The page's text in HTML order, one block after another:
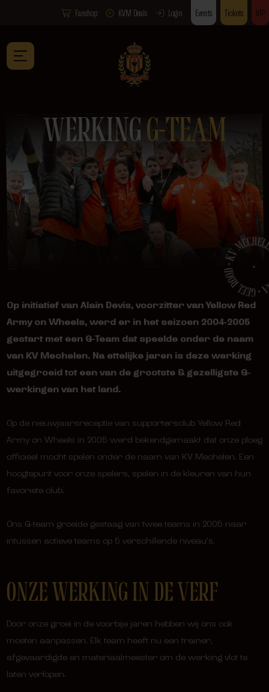
Fanshop KVM Deals Login Events Tickets VIP
WERKINGG-TEAM
Op initiatief van Alain Devis, voorzitter van Yellow Red
Army on Wheels, werd er in het seizoen 2004-2005
gestart met een G-Team dat speelde onder de naam
van KV Mechelen. Na ettelijke jaren is deze werking
uitgegroeid tot een van de grootste & gezelligste G-
werkingen van het land.
Op de nieuwjaarsreceptie van supportersclub Yellow Red
Army on Wheels in 2005 werd bekendgemaakt dat onze ploeg
officieel mocht spelen onder de naam van KV Mechelen. Een
hoogtepunt voor onze spelers, spelen in de kleuren van hun
favoriete club.
Ons G-team groeide gestaag van twee teams in 2005 naar
intussen actieve teams op 5 verschillende niveau’s.
ONZE WERKING IN DE VERF
Door onze groei in de voorbije jaren hebben wij ons ook
moeten aanpassen. Elk team heeft nu een trainer,
afgevaardigde en materiaalmeester om de werking vlot te
laten verlopen.